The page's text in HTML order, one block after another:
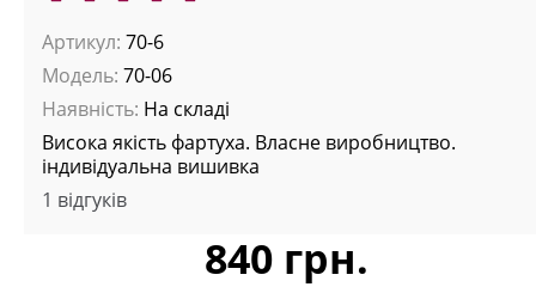
Артикул: 70-6
Модель: 70-06
Наявність: На складі
Висока якість фартуха. Власне виробництво.
індивідуальна вишивка
1 відгуків
840 грн.